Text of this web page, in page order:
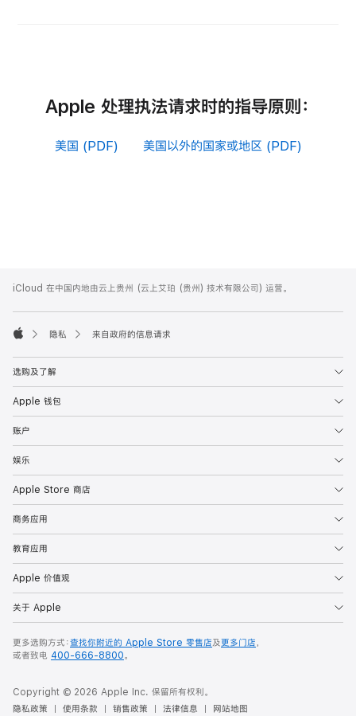
Apple 处理执法请求时的指导原则：
美国 (PDF) 美国以外的国家或地区 (PDF)
Footer
iCloud 在中国内地由云上贵州 (云上艾珀 (贵州) 技术有限公司) 运营。

隐私 来自政府的信息请求
选购及了解
Apple 钱包
账户
娱乐
Apple Store 商店
商务应用
教育应用
Apple 价值观
关于 Apple
更多选购方式：查找你附近的 Apple Store 零售店及更多门店，
或者致电 400-666-8800。
Copyright © 2026 Apple Inc. 保留所有权利。
隐私政策
使用条款 销售政策 法律信息 网站地图